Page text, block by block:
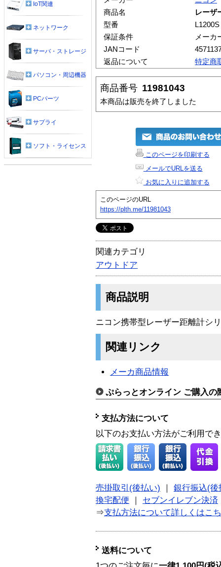
商品名
レーザ
型番
L1200S
保証条件
メーカ
JANコード
返品について
特定商
商品番号 11981043
本商品は販売を終了しました
このページを印刷する
メールでURLを送る
お気に入りに追加する
このページのURL
https://plth.me/11981043
関連カテゴリ
アウトドア
商品説明
ニコン携帯型レーザー距離計シ
関連リンク
メーカ商品情報
ぷらっとオンライン ご購入の
支払方法について
以下のお支払い方法がご利用で
売掛取引(後払い)
銀行振込(後
換宅配便
セブンイレブン決済
⇒支払方法について詳しくはこ
送料について
IoT関連
ネットワーク
サーバ・ストレージ
パソコン・周辺機器
PCパーツ
サプライ
ソフト・ライセンス